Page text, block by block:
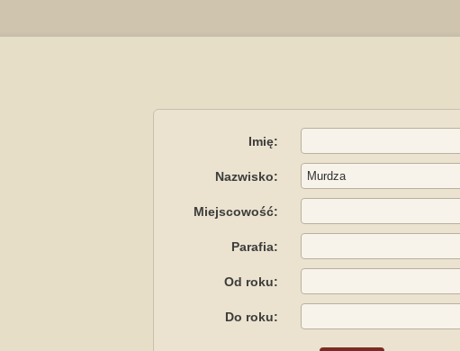
Imię:
Nazwisko:
Miejscowość:
Parafia:
Od roku:
Do roku: